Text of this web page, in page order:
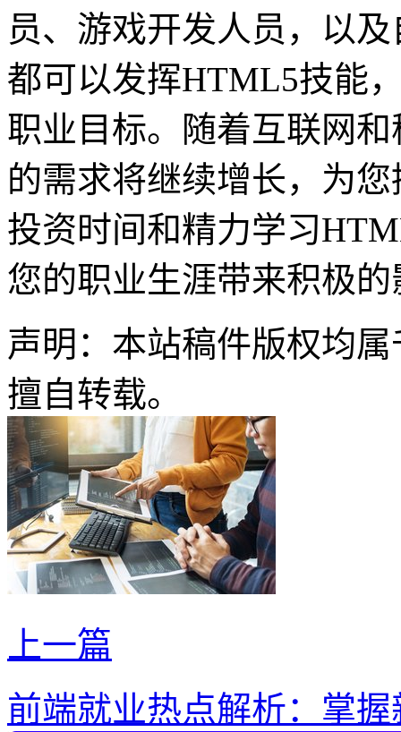
员、游戏开发人员，以
都可以发挥HTML5技能
职业目标。随着互联网
的需求将继续增长，为
投资时间和精力学习
您的职业生涯带来积极的
声明：本站稿件版权均
擅自转载。
上一篇
前端就业热点解析：掌